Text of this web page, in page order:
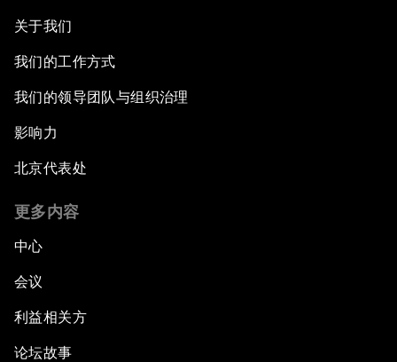
关于我们
我们的工作方式
我们的领导团队与组织治理
影响力
北京代表处
更多内容
中心
会议
利益相关方
论坛故事